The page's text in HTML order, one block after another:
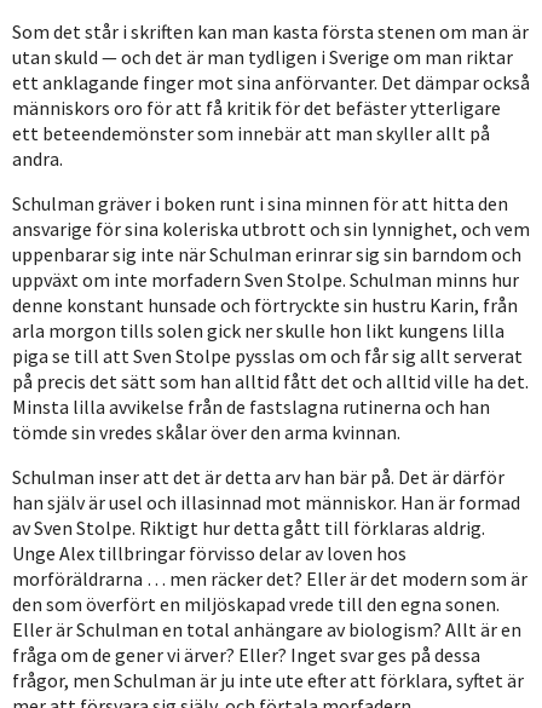
Som det står i skriften kan man kasta första stenen om man är
utan skuld — och det är man tydligen i Sverige om man riktar
ett anklagande finger mot sina anförvanter. Det dämpar också
människors oro för att få kritik för det befäster ytterligare
ett beteendemönster som innebär att man skyller allt på
andra.
Schulman gräver i boken runt i sina minnen för att hitta den
ansvarige för sina koleriska utbrott och sin lynnighet, och vem
uppenbarar sig inte när Schulman erinrar sig sin barndom och
uppväxt om inte morfadern Sven Stolpe. Schulman minns hur
denne konstant hunsade och förtryckte sin hustru Karin, från
arla morgon tills solen gick ner skulle hon likt kungens lilla
piga se till att Sven Stolpe pysslas om och får sig allt serverat
på precis det sätt som han alltid fått det och alltid ville ha det.
Minsta lilla avvikelse från de fastslagna rutinerna och han
tömde sin vredes skålar över den arma kvinnan.
Schulman inser att det är detta arv han bär på. Det är därför
han själv är usel och illasinnad mot människor. Han är formad
av Sven Stolpe. Riktigt hur detta gått till förklaras aldrig.
Unge Alex tillbringar förvisso delar av loven hos
morföräldrarna … men räcker det? Eller är det modern som är
den som överfört en miljöskapad vrede till den egna sonen.
Eller är Schulman en total anhängare av biologism? Allt är en
fråga om de gener vi ärver? Eller? Inget svar ges på dessa
frågor, men Schulman är ju inte ute efter att förklara, syftet är